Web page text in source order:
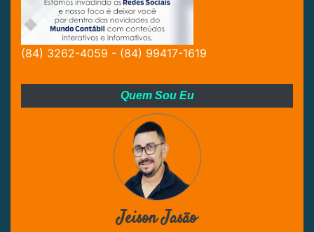
(84) 3262-4059 - (84) 99417-1619
Quem Sou Eu
Jeison Jasão